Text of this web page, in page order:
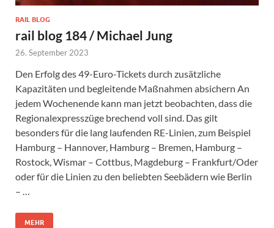
RAIL BLOG
rail blog 184 / Michael Jung
26. September 2023
Den Erfolg des 49-Euro-Tickets durch zusätzliche
Kapazitäten und begleitende Maßnahmen absichern An
jedem Wochenende kann man jetzt beobachten, dass die
Regionalexpresszüge brechend voll sind. Das gilt
besonders für die lang laufenden RE-Linien, zum Beispiel
Hamburg – Hannover, Hamburg – Bremen, Hamburg –
Rostock, Wismar – Cottbus, Magdeburg – Frankfurt/Oder
oder für die Linien zu den beliebten Seebädern wie Berlin
– …
MEHR